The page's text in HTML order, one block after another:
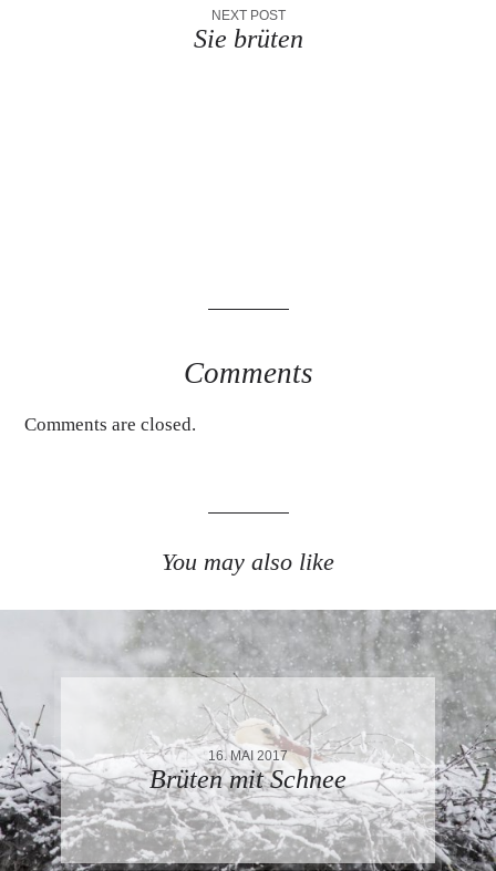
NEXT POST
Sie brüten
Comments
Comments are closed.
You may also like
16. MAI 2017
Brüten mit Schnee